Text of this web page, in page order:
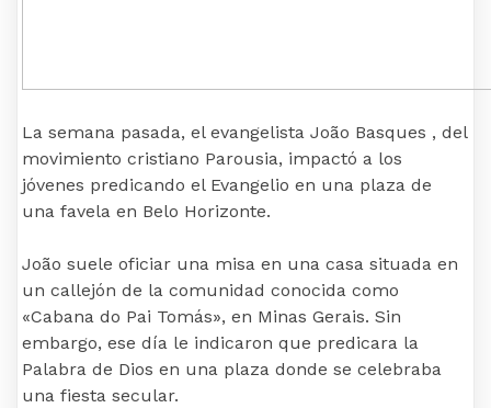
La semana pasada, el evangelista João Basques , del
movimiento cristiano Parousia, impactó a los
jóvenes predicando el Evangelio en una plaza de
una favela en Belo Horizonte.
João suele oficiar una misa en una casa situada en
un callejón de la comunidad conocida como
«Cabana do Pai Tomás», en Minas Gerais. Sin
embargo, ese día le indicaron que predicara la
Palabra de Dios en una plaza donde se celebraba
una fiesta secular.